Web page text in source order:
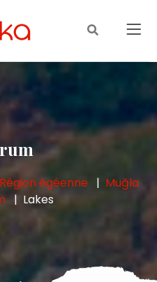
Région égéenne
Muğla
Lakes